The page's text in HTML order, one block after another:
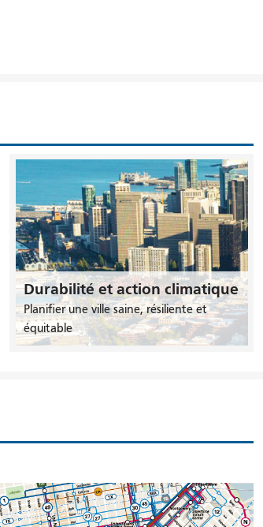
Durabilité et action climatique
Planifier une ville saine, résiliente et
équitable